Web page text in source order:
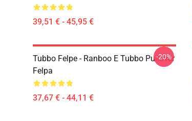
39,51 € - 45,95 €
Tubbo Felpe - Ranboo E Tubbo Pullover
Felpa
37,67 € - 44,11 €
-20%